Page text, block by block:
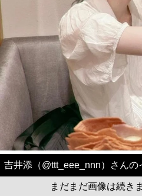
吉井添（@ttt_eee_nnn）さんの
まだまだ画像は続き